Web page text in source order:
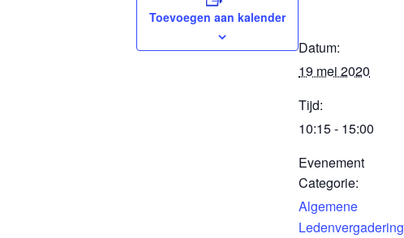
Datum:
19 mei 2020
Tijd:
10:15 - 15:00
Evenement
Categorie:
Algemene
Ledenvergadering
Toevoegen aan kalender